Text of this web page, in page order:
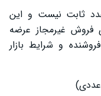
ثابت نیست و این
غیرمجاز عرضه
و شرایط بازار